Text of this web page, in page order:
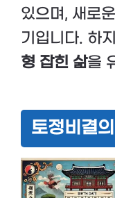
있으며, 새로
기입니다. 하
형 잡힌 삶을
토정비결